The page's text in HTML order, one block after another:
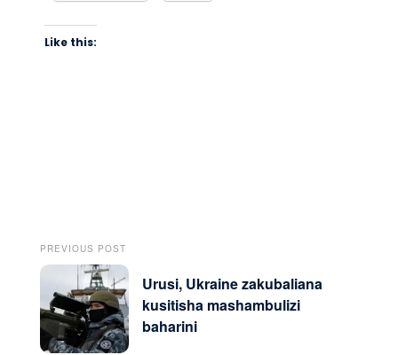
Like this:
PREVIOUS POST
Urusi, Ukraine zakubaliana
kusitisha mashambulizi
baharini